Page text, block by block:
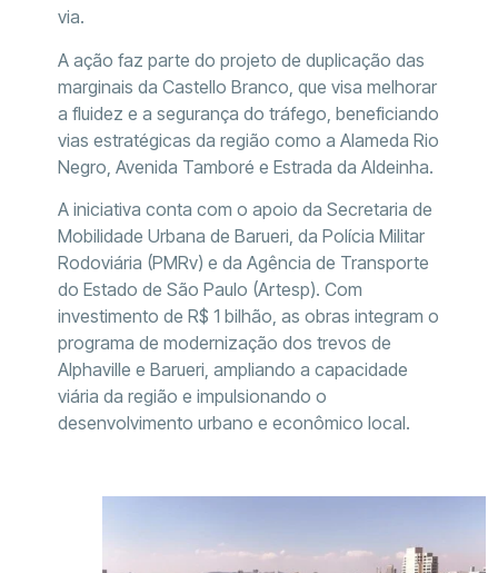
via.
A ação faz parte do projeto de duplicação das
marginais da Castello Branco, que visa melhorar
a fluidez e a segurança do tráfego, beneficiando
vias estratégicas da região como a Alameda Rio
Negro, Avenida Tamboré e Estrada da Aldeinha.
A iniciativa conta com o apoio da Secretaria de
Mobilidade Urbana de Barueri, da Polícia Militar
Rodoviária (PMRv) e da Agência de Transporte
do Estado de São Paulo (Artesp). Com
investimento de R$ 1 bilhão, as obras integram o
programa de modernização dos trevos de
Alphaville e Barueri, ampliando a capacidade
viária da região e impulsionando o
desenvolvimento urbano e econômico local.